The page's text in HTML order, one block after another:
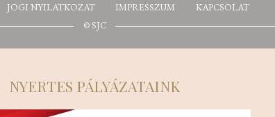
JOGI NYILATKOZAT IMPRESSZUM
KAPCSOLAT
© SJC
NYERTES PÁLYÁZATAINK